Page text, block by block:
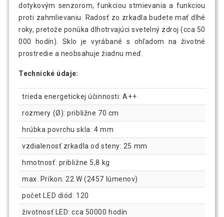
dotykovým senzorom, funkciou stmievania a funkciou
proti zahmlievaniu. Radosť zo zrkadla budete mať dlhé
roky, pretože ponúka dlhotrvajúci svetelný zdroj (cca 50
000 hodín). Sklo je vyrábané s ohľadom na životné
prostredie a neobsahuje žiadnu meď.
Technické údaje:
trieda energetickej účinnosti: A++
rozmery (Ø): približne 70 cm
hrúbka povrchu skla: 4 mm
vzdialenosť zrkadla od steny: 25 mm
hmotnosť: približne 5,8 kg
max. Príkon: 22 W (2457 lúmenov)
počet LED diód: 120
životnosť LED: cca 50000 hodín